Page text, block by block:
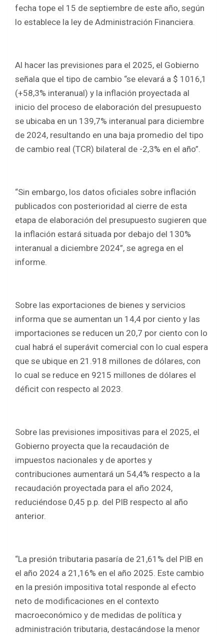
fecha tope el 15 de septiembre de este año, según
lo establece la ley de Administración Financiera.
Al hacer las previsiones para el 2025, el Gobierno
señala que el tipo de cambio “se elevará a $ 1016,1
(+58,3% interanual) y la inflación proyectada al
inicio del proceso de elaboración del presupuesto
se ubicaba en un 139,7% interanual para diciembre
de 2024, resultando en una baja promedio del tipo
de cambio real (TCR) bilateral de -2,3% en el año”.
“Sin embargo, los datos oficiales sobre inflación
publicados con posterioridad al cierre de esta
etapa de elaboración del presupuesto sugieren que
la inflación estará situada por debajo del 130%
interanual a diciembre 2024”, se agrega en el
informe.
Sobre las exportaciones de bienes y servicios
informa que se aumentan un 14,4 por ciento y las
importaciones se reducen un 20,7 por ciento con lo
cual habrá el superávit comercial con lo cual espera
que se ubique en 21.918 millones de dólares, con
lo cual se reduce en 9215 millones de dólares el
déficit con respecto al 2023.
Sobre las previsiones impositivas para el 2025, el
Gobierno proyecta que la recaudación de
impuestos nacionales y de aportes y
contribuciones aumentará un 54,4% respecto a la
recaudación proyectada para el año 2024,
reduciéndose 0,45 p.p. del PIB respecto al año
anterior.
“La presión tributaria pasaría de 21,61% del PIB en
el año 2024 a 21,16% en el año 2025. Este cambio
en la presión impositiva total responde al efecto
neto de modificaciones en el contexto
macroeconómico y de medidas de política y
administración tributaria, destacándose la menor